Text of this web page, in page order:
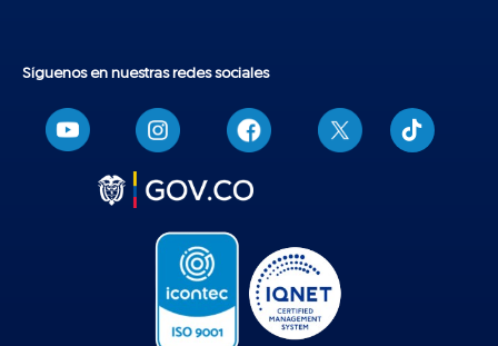
Síguenos en nuestras redes sociales
T
i
k